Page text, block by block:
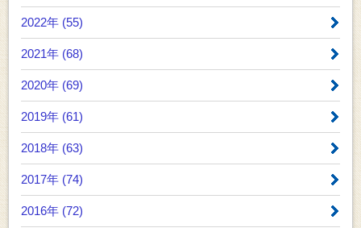
2022年 (55)
2021年 (68)
2020年 (69)
2019年 (61)
2018年 (63)
2017年 (74)
2016年 (72)